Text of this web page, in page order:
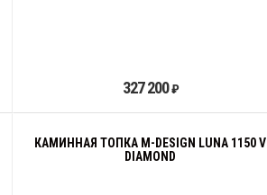
327 200₽
КАМИННАЯ ТОПКА M-DESIGN LUNA 1150 V
DIAMOND